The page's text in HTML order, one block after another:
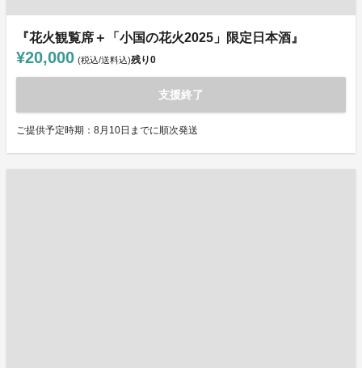
『花火観覧席＋「小国の花火2025」限定日本酒』
¥20,000 (税込/送料込)残り0
支援終了
ご提供予定時期：8月10日までに順次発送